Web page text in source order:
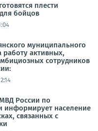
плести
бойцов
муниципального
работу активных,
сотрудников
России по
информирует население
связанных с